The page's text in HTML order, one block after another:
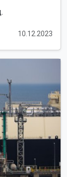
10.12.2023